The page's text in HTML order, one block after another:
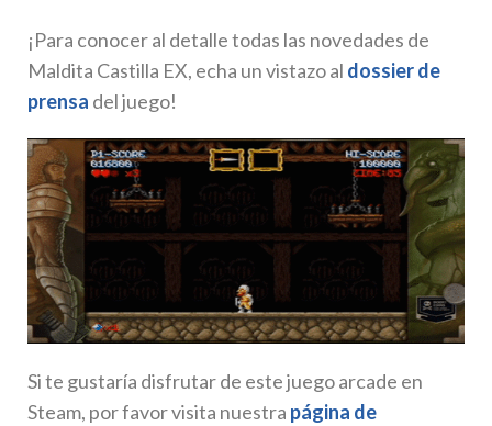
¡Para conocer al detalle todas las novedades de
Maldita Castilla EX, echa un vistazo al dossier de
prensa del juego!
Si te gustaría disfrutar de este juego arcade en
Steam, por favor visita nuestra página de